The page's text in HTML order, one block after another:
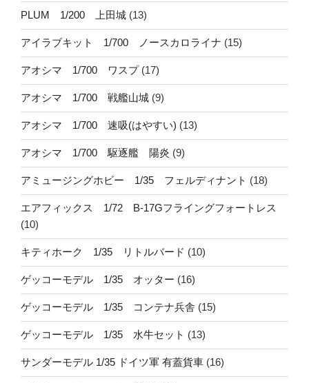
PLUM 1/200 上田城 (13)
アイラブキット 1/700 ノースカロライナ (15)
アオシマ 1/700 ワスプ(17)
アオシマ 1/700 戦艦山城 (9)
アオシマ 1/700 速吸(はやすい) (13)
アオシマ 1/700 駆逐艦 陽炎 (9)
アミュージングホビー 1/35 フェルディナント (18)
エアフィックス 1/72 B-17Gフライングフォートレス
(10)
キティホーク 1/35 リトルバード (10)
ゲッコーモデル 1/35 オッター (16)
ゲッコーモデル 1/35 コンテナ兵舎 (15)
ゲッコーモデル 1/35 水牛セット (13)
サンダーモデル 1/35 ドイツ軍 有蓋貨車 (16)